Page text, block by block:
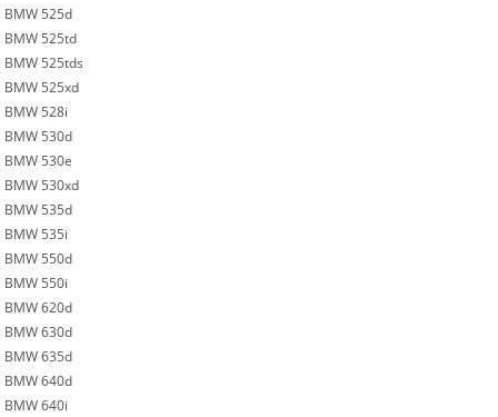
BMW 525d
BMW 525td
BMW 525tds
BMW 525xd
BMW 528i
BMW 530d
BMW 530e
BMW 530xd
BMW 535d
BMW 535i
BMW 550d
BMW 550i
BMW 620d
BMW 630d
BMW 635d
BMW 640d
BMW 640i